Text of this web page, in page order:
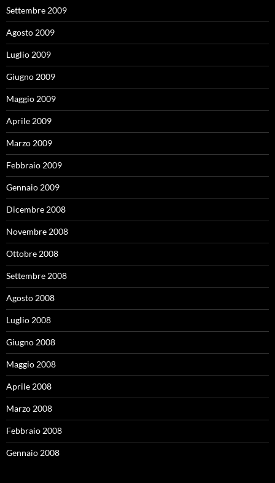
Settembre 2009
Agosto 2009
Luglio 2009
Giugno 2009
Maggio 2009
Aprile 2009
Marzo 2009
Febbraio 2009
Gennaio 2009
Dicembre 2008
Novembre 2008
Ottobre 2008
Settembre 2008
Agosto 2008
Luglio 2008
Giugno 2008
Maggio 2008
Aprile 2008
Marzo 2008
Febbraio 2008
Gennaio 2008